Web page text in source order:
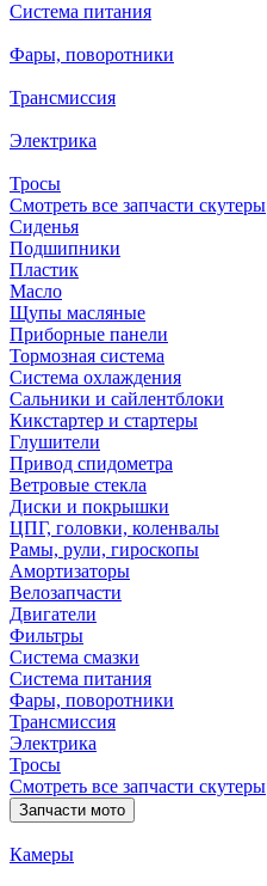
Система питания
Фары, поворотники
Трансмиссия
Электрика
Тросы
Смотреть все запчасти скутеры
Сиденья
Подшипники
Пластик
Масло
Щупы масляные
Приборные панели
Тормозная система
Система охлаждения
Сальники и сайлентблоки
Кикстартер и стартеры
Глушители
Привод спидометра
Ветровые стекла
Диски и покрышки
ЦПГ, головки, коленвалы
Рамы, рули, гироскопы
Амортизаторы
Велозапчасти
Двигатели
Фильтры
Система смазки
Система питания
Фары, поворотники
Трансмиссия
Электрика
Тросы
Смотреть все запчасти скутеры
Запчасти мото
Камеры